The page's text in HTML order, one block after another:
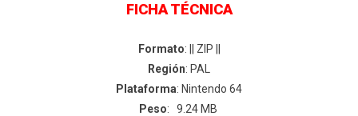
FICHA TÉCNICA
Formato: || ZIP ||
Región: PAL
Plataforma: Nintendo 64
Peso: 9.24 MB